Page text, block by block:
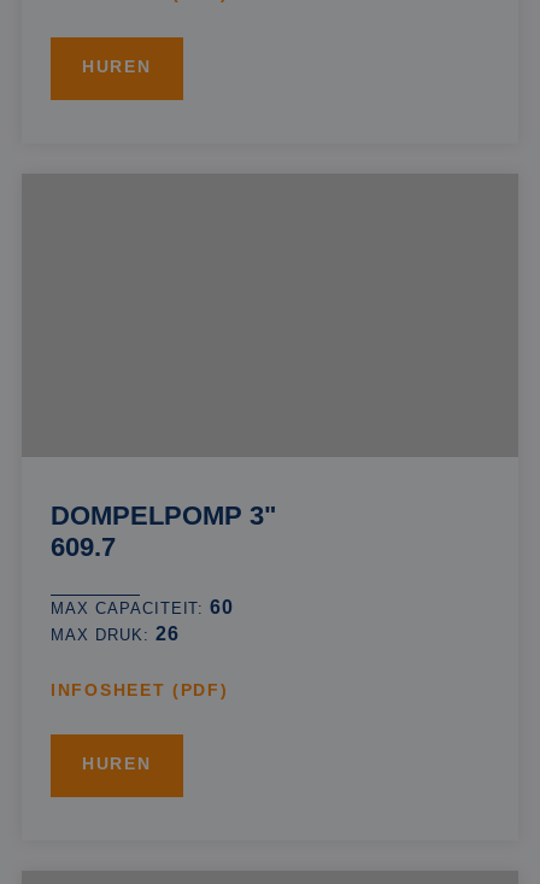
HUREN
DOMPELPOMP 3"
609.7
MAX CAPACITEIT:60
MAX DRUK: 26
INFOSHEET (PDF)
HUREN